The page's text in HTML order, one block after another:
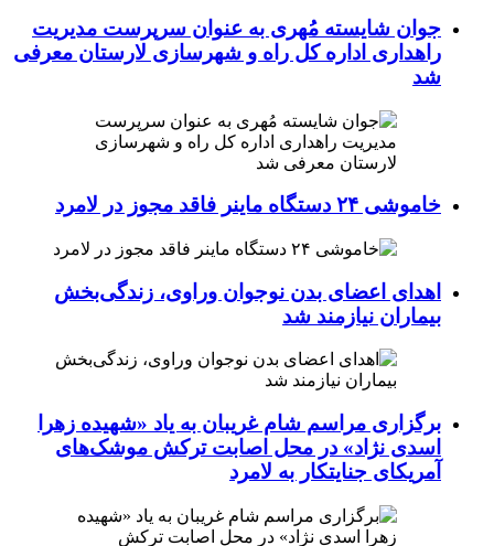
جوان شایسته مُهری به عنوان سرپرست مدیریت
راهداری اداره کل راه و شهرسازی لارستان معرفی
شد
خاموشی ۲۴ دستگاه ماینر فاقد مجوز در لامرد
اهدای اعضای بدن نوجوان وراوی، زندگی‌بخش
بیماران نیازمند شد
برگزاری مراسم شام غریبان به یاد «شهیده زهرا
اسدی نژاد» در محل اصابت ترکش موشک‌های
آمریکای جنایتکار به لامرد